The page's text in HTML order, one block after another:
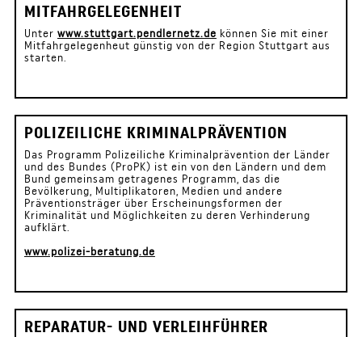
MITFAHRGELEGENHEIT
Unter www.stuttgart.pendlernetz.de können Sie mit einer
Mitfahrgelegenheut günstig von der Region Stuttgart aus
starten.
POLIZEILICHE KRIMINALPRÄVENTION
Das Programm Polizeiliche Kriminalprävention der Länder
und des Bundes (ProPK) ist ein von den Ländern und dem
Bund gemeinsam getragenes Programm, das die
Bevölkerung, Multiplikatoren, Medien und andere
Präventionsträger über Erscheinungsformen der
Kriminalität und Möglichkeiten zu deren Verhinderung
aufklärt.
www.polizei-beratung.de
REPARATUR- UND VERLEIHFÜHRER